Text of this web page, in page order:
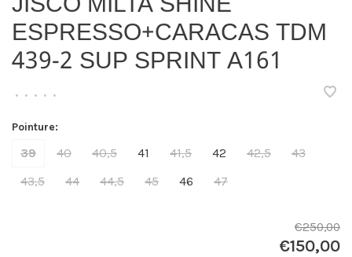
ESPRESSO+CARACAS TDM
439-2 SUP SPRINT A161
• • • • •
Pointure:
39 40 40,5 41 41,5 42 42,5
43
43,5
44 44,5 45 46 47
€250,00
€150,00